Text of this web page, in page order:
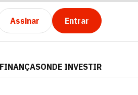
Assinar Entrar
ONDE INVESTIR